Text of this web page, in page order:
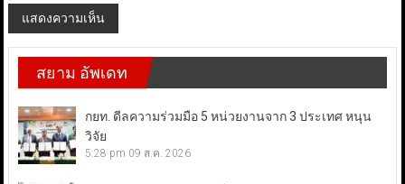
สยาม อัพเดท
กยท. ดีลความร่วมมือ 5 หน่วยงานจาก 3 ประเทศ หนุน
วิจัย
5:28 pm 09 ส.ค. 2026